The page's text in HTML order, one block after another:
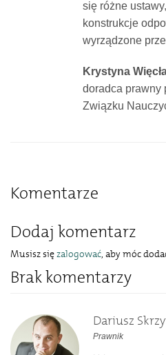
się różne
konstrukcje
wyrządzone
Krystyna
doradca prawny
Związku
Komentarze
Dodaj komentarz
Musisz sięzalogować, aby móc
Brak komentarzy
Dariusz
Prawnik